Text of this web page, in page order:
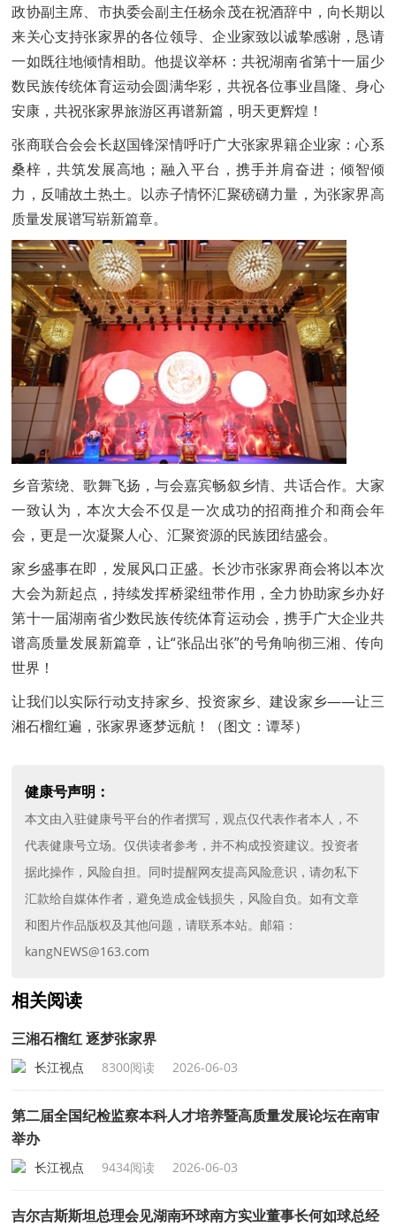
政协副主席、市执委会副主任杨余茂在祝酒辞中，向长期以
来关心支持张家界的各位领导、企业家致以诚挚感谢，恳请
一如既往地倾情相助。他提议举杯：共祝湖南省第十一届少
数民族传统体育运动会圆满华彩，共祝各位事业昌隆、身心
安康，共祝张家界旅游区再谱新篇，明天更辉煌！
张商联合会会长赵国锋深情呼吁广大张家界籍企业家：心系
桑梓，共筑发展高地；融入平台，携手并肩奋进；倾智倾
力，反哺故土热土。以赤子情怀汇聚磅礴力量，为张家界高
质量发展谱写崭新篇章。
乡音萦绕、歌舞飞扬，与会嘉宾畅叙乡情、共话合作。大家
一致认为，本次大会不仅是一次成功的招商推介和商会年
会，更是一次凝聚人心、汇聚资源的民族团结盛会。
家乡盛事在即，发展风口正盛。长沙市张家界商会将以本次
大会为新起点，持续发挥桥梁纽带作用，全力协助家乡办好
第十一届湖南省少数民族传统体育运动会，携手广大企业共
谱高质量发展新篇章，让“张品出张”的号角响彻三湘、传向
世界！
让我们以实际行动支持家乡、投资家乡、建设家乡——让三
湘石榴红遍，张家界逐梦远航！（图文：谭琴）
健康号声明：
本文由入驻健康号平台的作者撰写，观点仅代表作者本人，不
代表健康号立场。仅供读者参考，并不构成投资建议。投资者
据此操作，风险自担。同时提醒网友提高风险意识，请勿私下
汇款给自媒体作者，避免造成金钱损失，风险自负。如有文章
和图片作品版权及其他问题，请联系本站。邮箱：
kangNEWS@163.com
相关阅读
三湘石榴红 逐梦张家界
长江视点 8300阅读 2026-06-03
第二届全国纪检监察本科人才培养暨高质量发展论坛在南审
举办
长江视点 9434阅读 2026-06-03
吉尔吉斯斯坦总理会见湖南环球南方实业董事长何如球总经